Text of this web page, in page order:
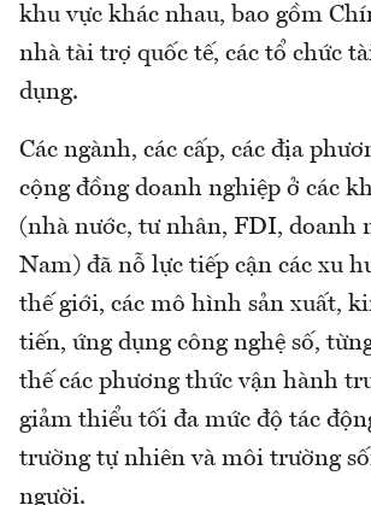
khu vực khác nhau, bao gồm
nhà tài trợ quốc tế, các tổ chức
dụng.
Các ngành, các cấp, các địa
cộng đồng doanh nghiệp ở các
(nhà nước, tư nhân, FDI, doanh
Nam) đã nỗ lực tiếp cận các xu
thế giới, các mô hình sản xuất,
tiến, ứng dụng công nghệ số,
thế các phương thức vận hành
giảm thiểu tối đa mức độ tác
trường tự nhiên và môi trường
người.